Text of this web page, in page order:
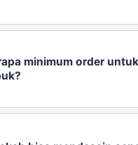
minimum order